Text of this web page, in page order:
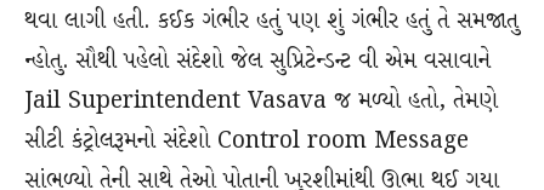
થવા લાગી હતી. કઈક ગંભીર હતું પણ શું ગંભીર હતું તે સમજાતુ
ન્હોતુ. સૌથી પહેલો સંદેશો જેલ સુપ્રિટેન્ડન્ટ વી એમ વસાવાને
Jail Superintendent Vasava જ મળ્યો હતો, તેમણે
સીટી કંટ્રોલરૂમનો સંદેશો Control room Message
સાંભળ્યો તેની સાથે તેઓ પોતાની ખુરશીમાંથી ઊભા થઈ ગયા